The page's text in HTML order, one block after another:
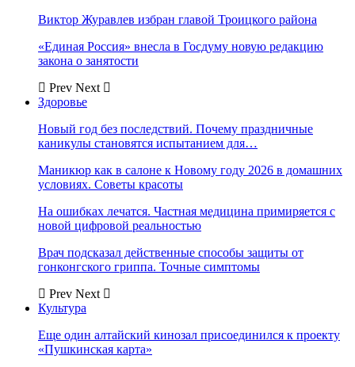
Виктор Журавлев избран главой Троицкого района
«Единая Россия» внесла в Госдуму новую редакцию
закона о занятости
Prev Next
Здоровье
Новый год без последствий. Почему праздничные
каникулы становятся испытанием для…
Маникюр как в салоне к Новому году 2026 в домашних
условиях. Советы красоты
На ошибках лечатся. Частная медицина примиряется с
новой цифровой реальностью
Врач подсказал действенные способы защиты от
гонконгского гриппа. Точные симптомы
Prev Next
Культура
Еще один алтайский кинозал присоединился к проекту
«Пушкинская карта»